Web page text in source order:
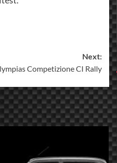
Next:
Competizione CI Rally